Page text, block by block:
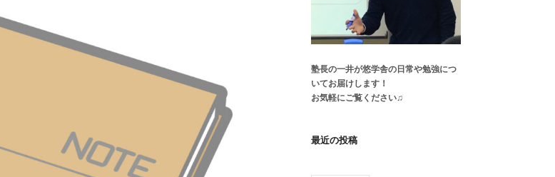
塾長の一井が悠学舎の日常や勉強につ
いてお届けします！
お気軽にご覧ください♫
最近の投稿